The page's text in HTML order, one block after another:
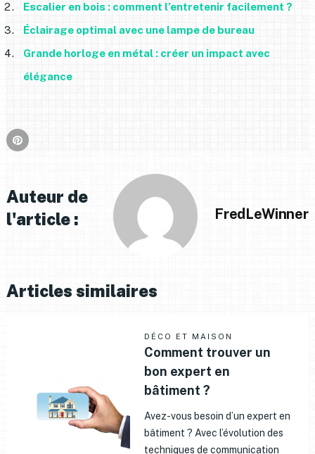
Escalier en bois : comment l’entretenir facilement ?
Éclairage optimal avec une lampe de bureau
Grande horloge en métal : créer un impact avec
élégance
Auteur de
l'article :
FredLeWinner
Articles similaires
DÉCO ET MAISON
Comment trouver un
bon expert en
bâtiment ?
Avez-vous besoin d’un expert en
bâtiment ? Avec l’évolution des
techniques de communication